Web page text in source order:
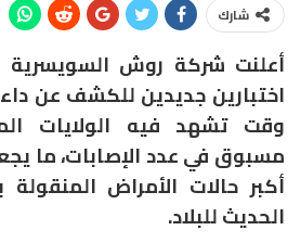
شارك
أعلنت شركة روش السويسرية
اختبارين جديدين للكشف عن داء
وقت تشهد فيه الولايات
مسبوق في عدد الإصابات، ما
أكبر حالات الأمراض المنقولة
الحديث للبلاد.